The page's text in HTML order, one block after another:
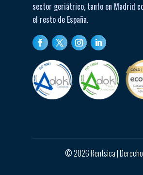
sector geriátrico, tanto en Madrid
el resto de España.
© 2026 Rentsica |